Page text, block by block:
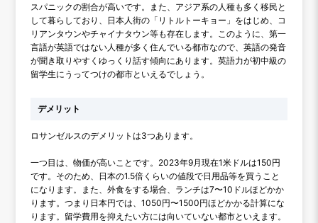
スパニックの割合が高いです。また、アジア系の人種も多く移民と
して暮らしており、日本人街の「リトルトーキョー」をはじめ、コ
リアンタウンやチャイナタウン等も存在します。このように、第一
言語が英語ではない人種が多く住んでいる都市なので、英語の発音
が聞き取りやすくゆっくり話す傾向にあります。英語力が初中級の
留学生にうってつけの都市といえるでしょう。
デメリット
ロサンゼルスのデメリットは3つあります。
一つ目は、物価が高いことです。2023年9月現在1米ドルは150円
です。そのため、日本の1.5倍くらいの値段で日用品等を買うこと
になります。また、外食をする場合、ランチは7〜10ドルほどかか
ります。つまり日本円では、1050円〜1500円ほどかかる計算にな
ります。留学費用を抑えたい方には向いていない都市といえます。